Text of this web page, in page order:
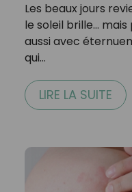
Les beaux jours
le soleil brille…
aussi avec
qui…
LIRE LA SUITE